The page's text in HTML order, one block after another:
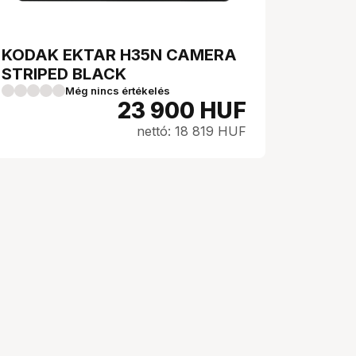
KODAK EKTAR H35N CAMERA
STRIPED BLACK
Még nincs értékelés
23 900 HUF
nettó: 18 819 HUF